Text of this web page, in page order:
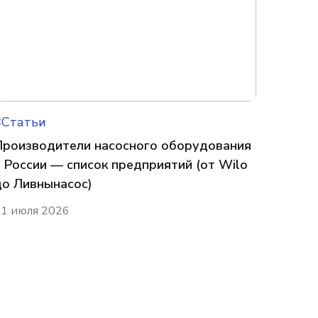
насосного оборудования
России — список предприятий (от Wilo
Ливнынасос)
июля 2026